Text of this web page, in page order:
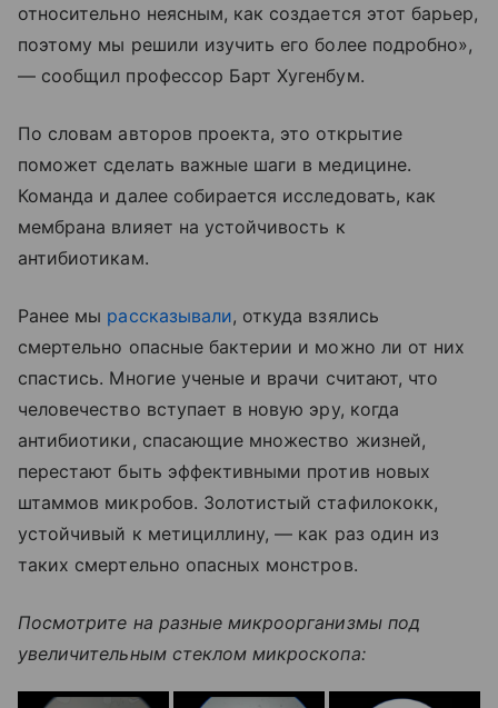
относительно неясным, как создается этот барьер,
поэтому мы решили изучить его более подробно»,
— сообщил профессор Барт Хугенбум.
По словам авторов проекта, это открытие
поможет сделать важные шаги в медицине.
Команда и далее собирается исследовать, как
мембрана влияет на устойчивость к
антибиотикам.
Ранее мы рассказывали, откуда взялись
смертельно опасные бактерии и можно ли от них
спастись. Многие ученые и врачи считают, что
человечество вступает в новую эру, когда
антибиотики, спасающие множество жизней,
перестают быть эффективными против новых
штаммов микробов. Золотистый стафилококк,
устойчивый к метициллину, — как раз один из
таких смертельно опасных монстров.
Посмотрите на разные микроорганизмы под
увеличительным стеклом микроскопа: